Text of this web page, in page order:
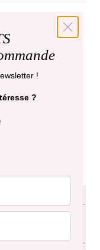
(taille...
atelier 100%
garants
!
?